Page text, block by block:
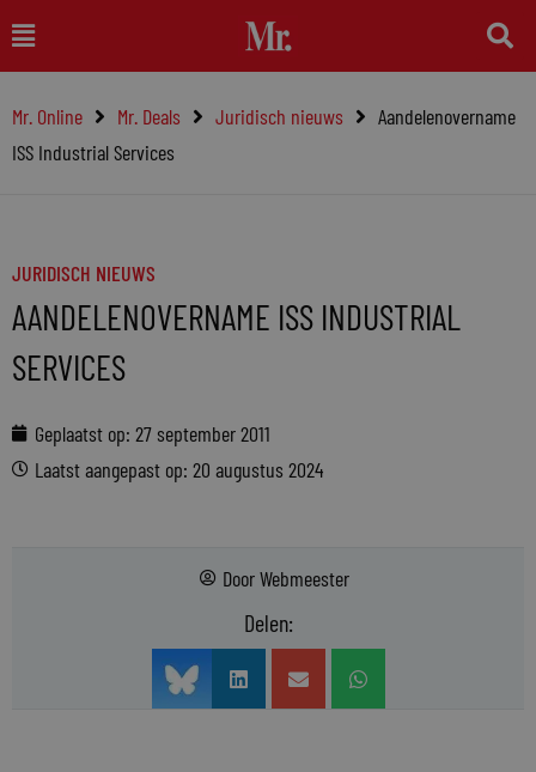
naar
inhoud
Main
Menu
Mr. Online Mr. Deals Juridisch nieuws
Aandelenovername
ISS Industrial Services
JURIDISCH NIEUWS
AANDELENOVERNAME ISS INDUSTRIAL
SERVICES
Geplaatst op: 27 september 2011
Laatst aangepast op: 20 augustus 2024
DoorWebmeester
Delen: